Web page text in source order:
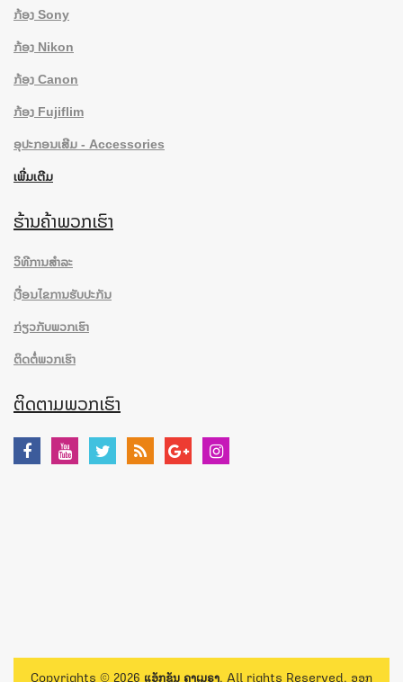
ກ້ອງ Sony
ກ້ອງ Nikon
ກ້ອງ Canon
ກ້ອງ Fujiflim
ອຸປະກອນເສີມ - Accessories
ເພີ່ມເຕີມ
ຮ້ານຄ້າພວກເຮົາ
ວິທີການສຳລະ
ເງື່ອນໄຂການຮັບປະກັນ
ກ່ຽວກັບພວກເຮົາ
ຕິດຕໍ່ພວກເຮົາ
ຕິດຕາມພວກເຮົາ
Copyrights © 2026 ແອັກຊັນ ຄາເມຣາ. All rights Reserved. ອອກ